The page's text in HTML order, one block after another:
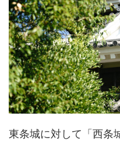
東条城に対して「西条